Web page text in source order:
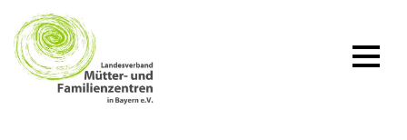
Zum
Inhalt
springen